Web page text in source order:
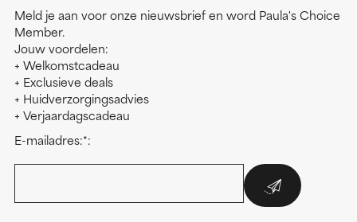
Meld je aan voor onze nieuwsbrief en word Paula's Choice
Member.
Jouw voordelen:
+ Welkomstcadeau
+ Exclusieve deals
+ Huidverzorgingsadvies
+ Verjaardagscadeau
E-mailadres:*: